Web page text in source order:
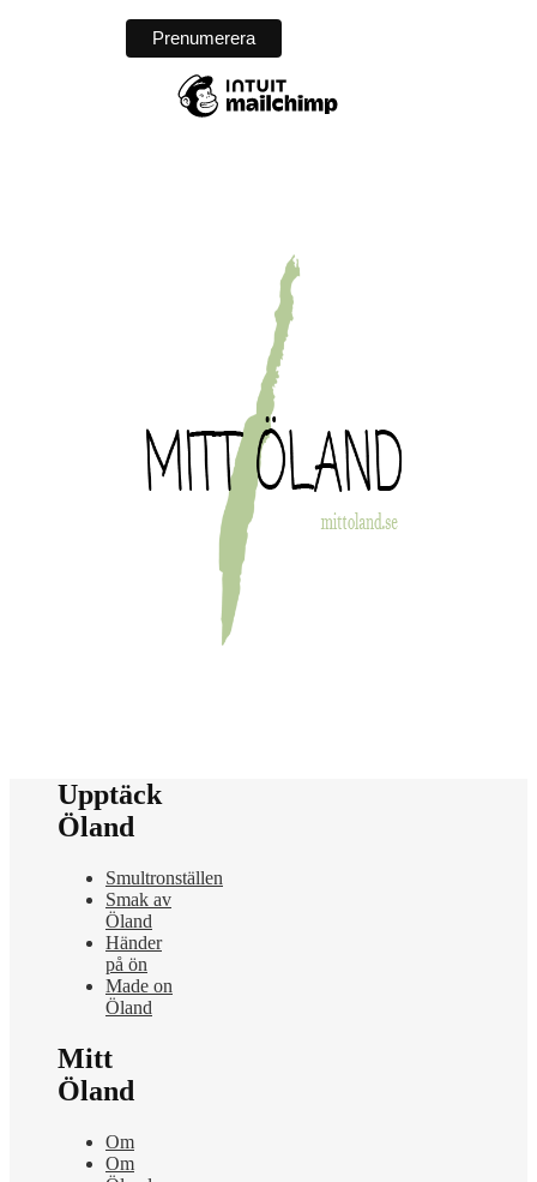
Upptäck
Öland
Smultronställen
Smak av
Öland
Händer
på ön
Made on
Öland
Mitt
Öland
Om
Om